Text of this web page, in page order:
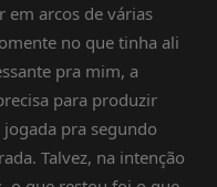
em arcos de várias
no que tinha ali
pra mim, a
para produzir
pra segundo
Talvez, na intenção